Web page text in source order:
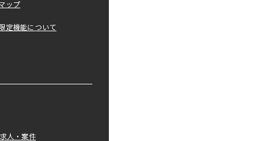
ップ
定機能について
人・案件